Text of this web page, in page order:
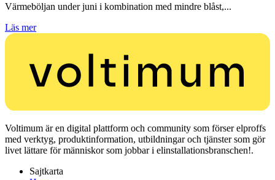
Värmeböljan under juni i kombination med mindre blåst,...
Läs mer
Voltimum är en digital plattform och community som förser elproffs
med verktyg, produktinformation, utbildningar och tjänster som gör
livet lättare för människor som jobbar i elinstallationsbranschen!.
Sajtkarta